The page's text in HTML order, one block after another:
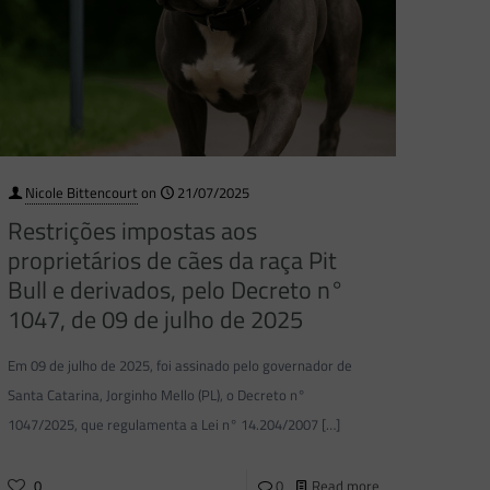
Nicole Bittencourton 21/07/2025
Restrições impostas aos
proprietários de cães da raça Pit
Bull e derivados, pelo Decreto n°
1047, de 09 de julho de 2025
Em 09 de julho de 2025, foi assinado pelo governador de
Santa Catarina, Jorginho Mello (PL), o Decreto n°
1047/2025, que regulamenta a Lei n° 14.204/2007 […]
0 0 Read more